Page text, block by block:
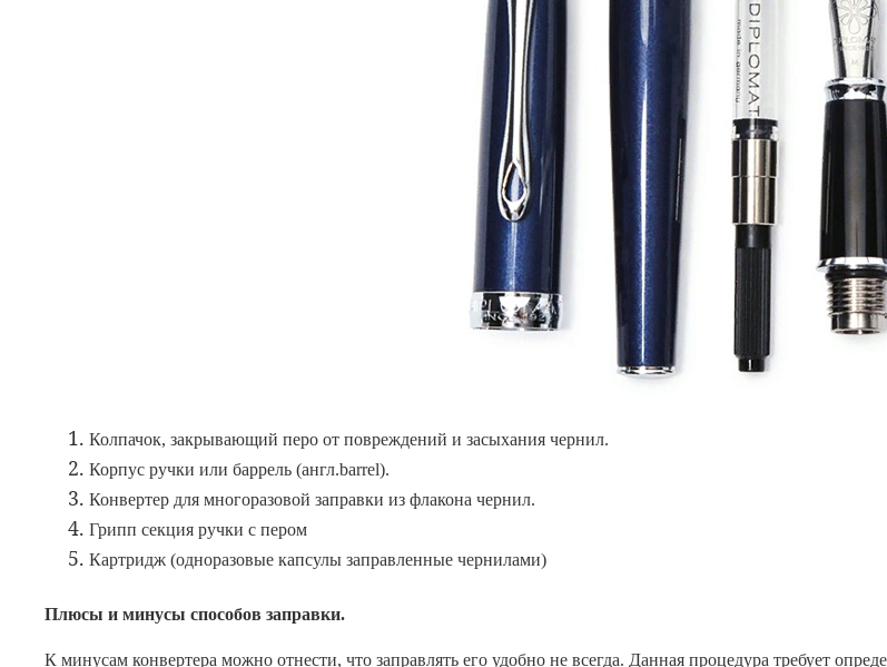
Колпачок, закрывающий перо от повреждений и засыхания чернил.
Корпус ручки или баррель (англ.barrel).
Конвертер для многоразовой заправки из флакона чернил.
Грипп секция ручки с пером
Картридж (одноразовые капсулы заправленные чернилами)
Плюсы и минусы способов заправки.
К минусам конвертера можно отнести, что заправлять его удобно не всегда. Данная процедура требует